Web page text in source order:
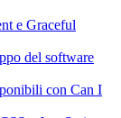
e Graceful
del software
con Can I